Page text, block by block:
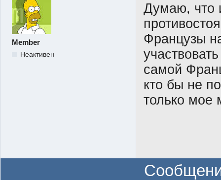
Member
Неактивен
Думаю, что
Французы
самой
кто бы не
только мое